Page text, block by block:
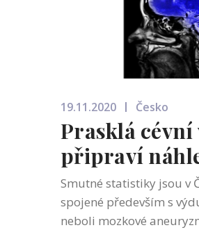
19.11.2020 Česko
Prasklá
připraví
Smutné statistiky jsou v
spojené především s
neboli mozkové